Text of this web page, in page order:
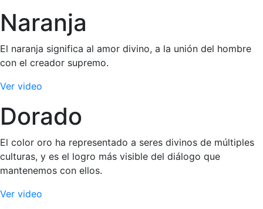
Naranja
El naranja significa al amor divino, a la unión del hombre
con el creador supremo.
Ver video
Dorado
El color oro ha representado a seres divinos de múltiples
culturas, y es el logro más visible del diálogo que
mantenemos con ellos.
Ver video